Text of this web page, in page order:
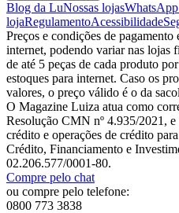
Blog da LuNossas lojas
lojaRegulamentoAcessibilidade
Preços e condições de
internet, podendo variar nas lojas
de até 5 peças de cada produto
estoques para internet. Caso os
valores, o preço válido é o da
O Magazine Luiza atua como
Resolução CMN nº 4.935/2021, e
crédito e operações de crédito
Crédito, Financiamento e
02.206.577/0001-80.
Compre pelo chat
ou compre pelo telefone:
0800 773 3838